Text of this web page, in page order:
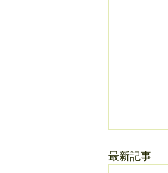
最新記事